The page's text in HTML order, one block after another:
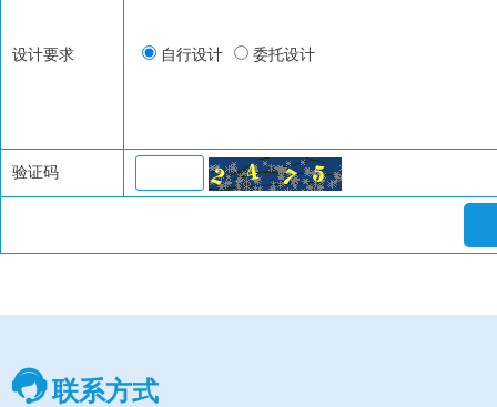
设计要求 自行设计 委托设计
验证码
联系方式